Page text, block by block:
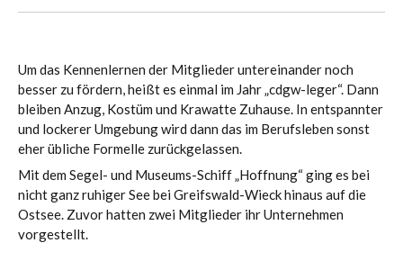
Um das Kennenlernen der Mitglieder untereinander noch
besser zu fördern, heißt es einmal im Jahr „cdgw-leger“. Dann
bleiben Anzug, Kostüm und Krawatte Zuhause. In entspannter
und lockerer Umgebung wird dann das im Berufsleben sonst
eher übliche Formelle zurückgelassen.
Mit dem Segel- und Museums-Schiff „Hoffnung“ ging es bei
nicht ganz ruhiger See bei Greifswald-Wieck hinaus auf die
Ostsee. Zuvor hatten zwei Mitglieder ihr Unternehmen
vorgestellt.